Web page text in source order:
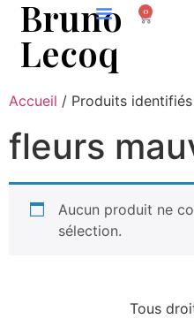
Bruno
Lecoq
0
Accueil / Produits identifiés
fleurs
Aucun produit ne
sélection.
Tous